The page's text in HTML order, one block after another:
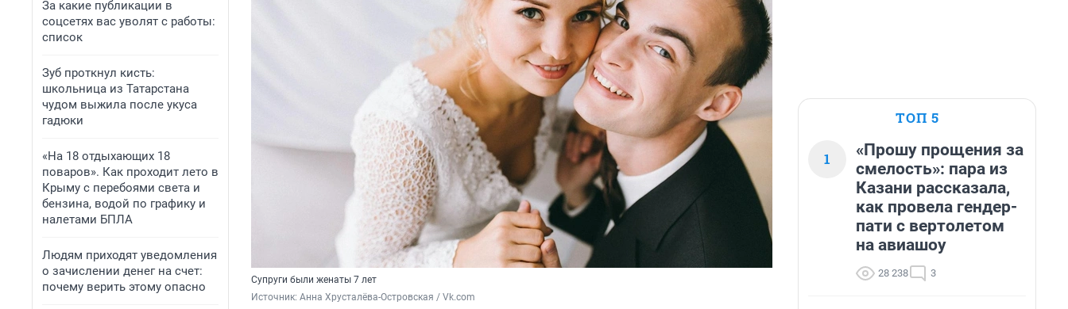
За какие публикации в
соцсетях вас уволят с работы:
список
Зуб проткнул кисть:
школьница из Татарстана
чудом выжила после укуса
гадюки
«На 18 отдыхающих 18
поваров». Как проходит лето в
Крыму с перебоями света и
бензина, водой по графику и
налетами БПЛА
Людям приходят уведомления
о зачислении денег на счет:
почему верить этому опасно
Супруги были женаты 7 лет
Источник: Анна Хрусталёва-Островская / Vk.com
ТОП 5
1
«Прошу прощения за
смелость»: пара из
Казани рассказала,
как провела гендер-
пати с вертолетом
на авиашоу
28 238 3